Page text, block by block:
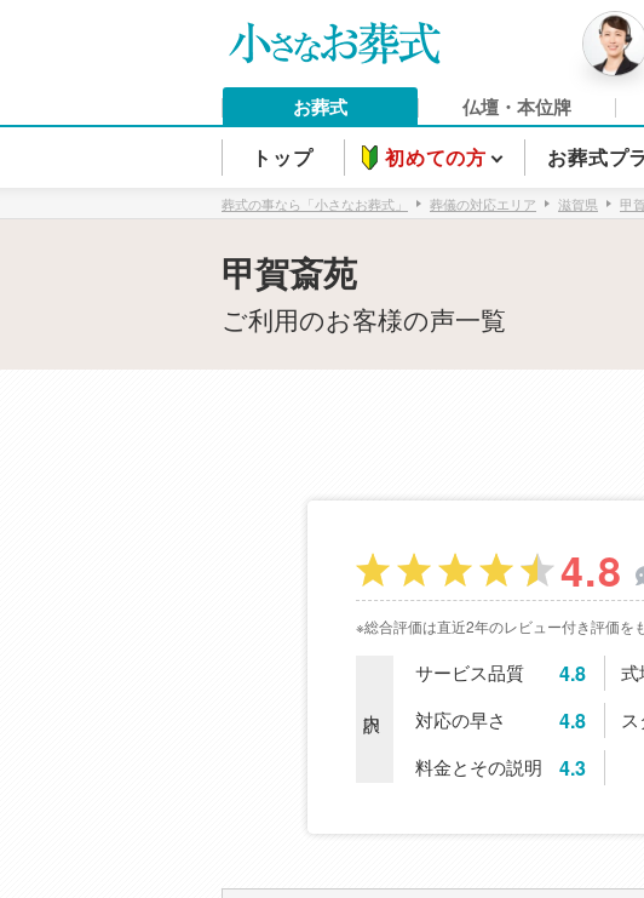
お葬式 仏壇・本位牌
トップ 初めての方 お葬式プ
葬式の事なら「小さなお葬式」 葬儀の対応エリア 滋賀県 甲
甲賀斎苑
ご利用のお客様の声一覧
4.8
※総合評価は直近2年のレビュー付き評価を
サービス品質 4.8 式
対応の早さ 4.8
料金とその説明 4.3